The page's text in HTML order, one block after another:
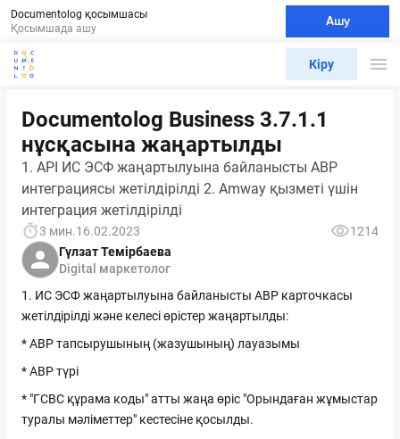
Documentolog қосымшасы
Қосымшада ашу
Ашу
Кіру
Documentolog Business 3.7.1.1
нұсқасына жаңартылды
1. API ИС ЭСФ жаңартылуына байланысты АВР
интеграциясы жетілдірілді 2. Amway қызметі үшін
интеграция жетілдірілді
3 мин.16.02.2023
1214
Гүлзат Темірбаева
Digital маркетолог
1. ИС ЭСФ жаңартылуына байланысты АВР карточкасы
жетілдірілді және келесі өрістер жаңартылды:
* АВР тапсырушының (жазушының) лауазымы
* АВР түрі
* "ГСВС құрама коды" атты жаңа өріс "Орындаған жұмыстар
туралы мәліметтер" кестесіне қосылды.